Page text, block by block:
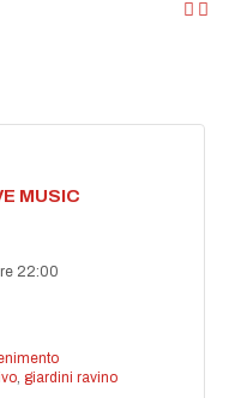
MUSIC
22:00
, giardini ravino